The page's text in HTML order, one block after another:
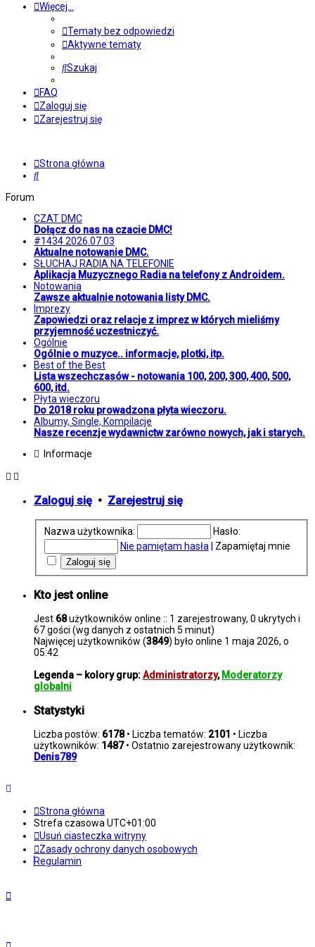
Więcej…
Tematy bez odpowiedzi
Aktywne tematy
Szukaj
FAQ
Zaloguj się
Zarejestruj się
Strona główna
Szukaj
Forum
CZAT DMC
Dołącz do nas na czacie DMC!
#1434 2026.07.03
Aktualne notowanie DMC.
SŁUCHAJ RADIA NA TELEFONIE
Aplikacja Muzycznego Radia na telefony z Androidem.
Notowania
Zawsze aktualnie notowania listy DMC.
Imprezy
Zapowiedzi oraz relacje z imprez w których mieliśmy
przyjemność uczestniczyć.
Ogólnie
Ogólnie o muzyce.. informacje, plotki, itp.
Best of the Best
Lista wszechczasów - notowania 100, 200, 300, 400, 500,
600, itd.
Płyta wieczoru
Do 2018 roku prowadzona płyta wieczoru.
Albumy, Single, Kompilacje
Nasze recenzje wydawnictw zarówno nowych, jak i starych.
Informacje
Zaloguj się • Zarejestruj się
Nazwa użytkownika:
Hasło:
Nie pamiętam hasła
Zapamiętaj mnie
Kto jest online
Jest 68użytkowników online :: 1 zarejestrowany, 0 ukrytych i
67 gości (wg danych z ostatnich 5 minut)
Najwięcej użytkowników (3849) było online 1 maja 2026, o
05:42
Legenda – kolory grup:Administratorzy, Moderatorzy
globalni
Statystyki
Liczba postów: 6178• Liczba tematów: 2101 • Liczba
użytkowników: 1487• Ostatnio zarejestrowany użytkownik:
Denis789
Strona główna
Strefa czasowa UTC+01:00
Usuń ciasteczka witryny
Zasady ochrony danych osobowych
Regulamin